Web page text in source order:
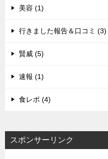
美容 (1)
行きました報告＆口コミ (3)
賢威 (5)
速報 (1)
食レポ (4)
スポンサーリンク